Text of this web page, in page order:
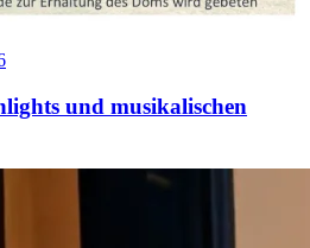
und musikalischen